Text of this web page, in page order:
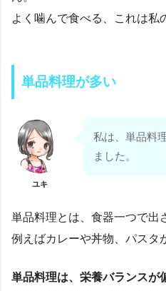
よく噛んで食べる、これは私
単品料理が多い
ユキ
私は、単品料
ました。
単品料理とは、食器一つで出
例えばカレーや丼物、パスタ
単品料理は、栄養バランスが